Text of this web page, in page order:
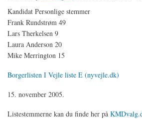
Kandidat Personlige stemmer
Frank Rundstrøm 49
Lars Therkelsen 9
Laura Anderson 20
Mike Merrington 15
Borgerlisten I Vejle liste E (nyvejle.dk)
15. november 2005.
Listestemmerne kan du finde her på